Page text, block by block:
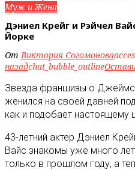
Муж и Жена
Дэниел Крейг и Рэйчел
Йорке
ОтВиктория Согомонова
назадchat_bubble_outline
Звезда франшизы о
женился на своей давней
как и подобает настоящему
43-летний актер Дэниел
Вайс знакомы уже много
только в прошлом году, а